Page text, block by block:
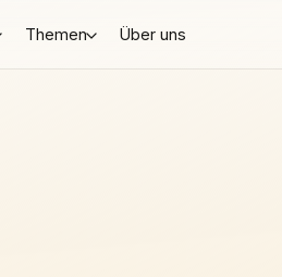
Themen Über uns